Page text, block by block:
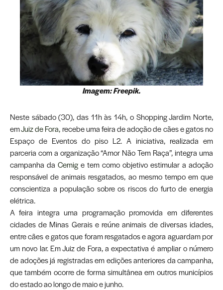
Imagem: Freepik.
Neste sábado (30), das 11h às 14h, o Shopping Jardim Norte,
emJuiz de Fora, recebe uma feira de adoção de cães e gatos no
Espaço de Eventos do piso L2. A iniciativa, realizada em
parceria com a organização “Amor Não Tem Raça”, integra uma
campanha da Cemig e tem como objetivo estimular a adoção
responsável de animais resgatados, ao mesmo tempo em que
conscientiza a população sobre os riscos do furto de energia
elétrica.
A feira integra uma programação promovida em diferentes
cidades de Minas Gerais e reúne animais de diversas idades,
entre cães e gatos que foram resgatados e agora aguardam por
um novo lar. Em Juiz de Fora, a expectativa é ampliar o número
de adoções já registradas em edições anteriores da campanha,
que também ocorre de forma simultânea em outros municípios
do estado ao longo de maio e junho.